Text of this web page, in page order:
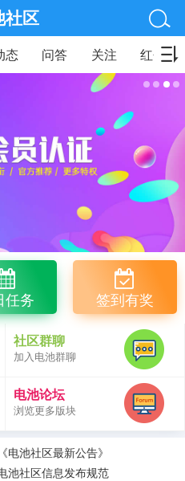
社区
态 问答 关注 红包
任务 签到有奖
社区群聊
加入电池群聊
电池论坛
浏览更多版块
《电池社区最新公告》
池社区信息发布规范